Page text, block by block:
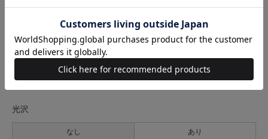
伸縮性
なし あり
光沢
なし あり